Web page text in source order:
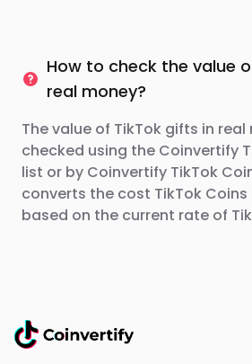
How to check the value
real money?
The value of TikTok gifts in
checked using the Coinvertify
list or by Coinvertify TikTok
converts the cost TikTok
based on the current rate of